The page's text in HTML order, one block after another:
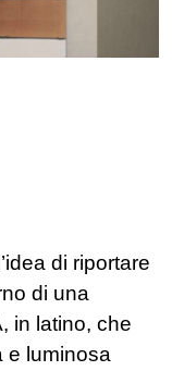
di riportare
di una
in latino, che
e luminosa